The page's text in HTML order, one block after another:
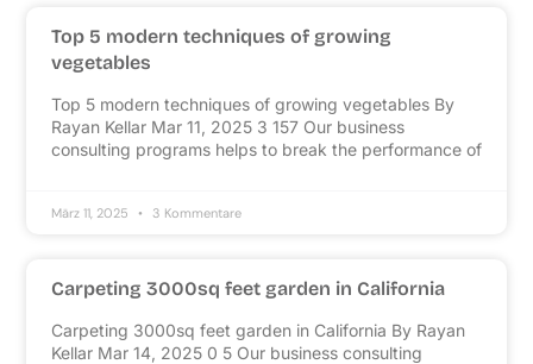
Top 5 modern techniques of growing
vegetables
Top 5 modern techniques of growing vegetables By
Rayan Kellar Mar 11, 2025 3 157 Our business
consulting programs helps to break the performance of
März 11, 2025 3 Kommentare
Carpeting 3000sq feet garden in California
Carpeting 3000sq feet garden in California By Rayan
Kellar Mar 14, 2025 0 5 Our business consulting